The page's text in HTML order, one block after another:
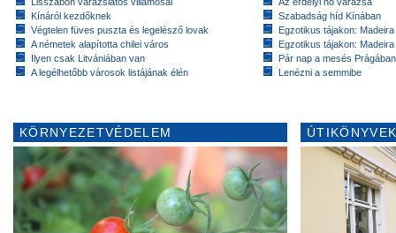
Kínáról kezdőknek
Végtelen füves puszta és legelésző lovak
A németek alapította chilei város
Ilyen csak Litvániában van
A legélhetőbb városok listájának élén
Szabadság híd Kínában
Egzotikus tájakon:
Egzotikus tájakon:
Pár nap a mesés Prágában
Lenézni a semmibe
KÖRNYEZETVÉDELEM